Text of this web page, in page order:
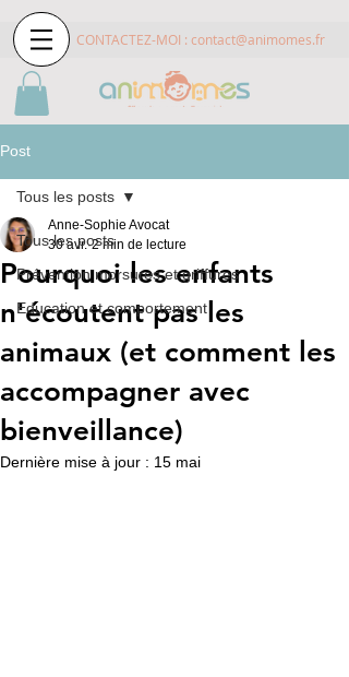
CONTACTEZ-MOI : contact@animomes.fr
Post
Tous les posts
Prévention morsures et griffures
Education et comportement
Tous les posts
Pourquoi les enfants
n'écoutent pas les
animaux (et comment les
accompagner avec
bienveillance)
Anne-Sophie Avocat
30 avr. 2 min de lecture
Dernière mise à jour : 15 mai